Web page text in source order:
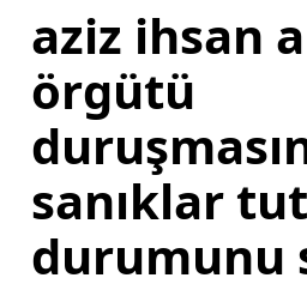
aziz ihsan
örgütü
sanıklar
durumunu